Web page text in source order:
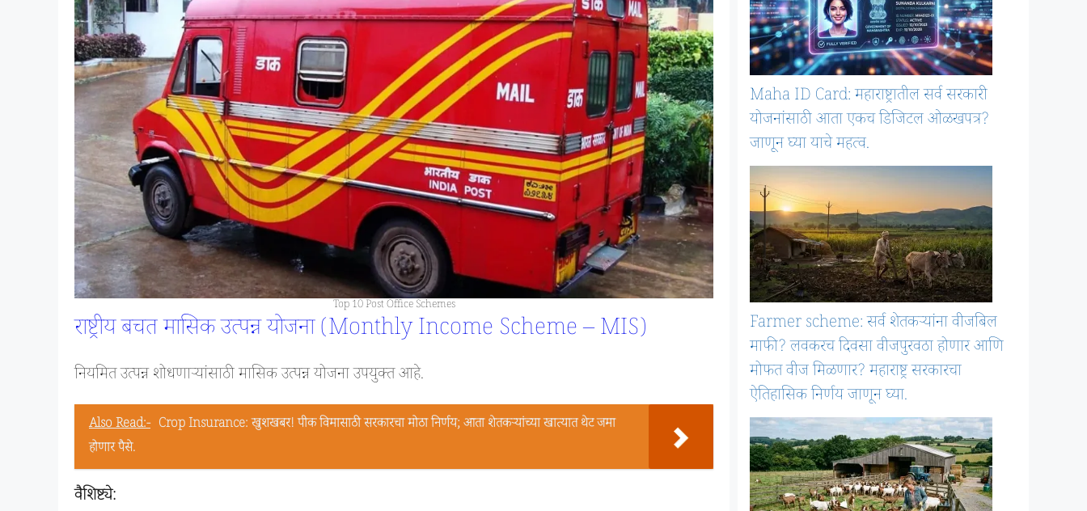
Top 10 Post Office Schemes
राष्ट्रीय बचत मासिक उत्पन्न योजना (Monthly Income Scheme – MIS)
नियमित उत्पन्न शोधणाऱ्यांसाठी मासिक उत्पन्न योजना उपयुक्त आहे.
Also Read:- Crop Insurance: खुशखबर! पीक विमासाठी सरकारचा मोठा निर्णय; आता शेतकऱ्यांच्या खात्यात थेट जमा
होणार पैसे.
वैशिष्ट्ये:
Maha ID Card: महाराष्ट्रातील सर्व सरकारी
योजनांसाठी आता एकच डिजिटल ओळखपत्र?
जाणून घ्या याचे महत्व.
Farmer scheme: सर्व शेतकऱ्यांना वीजबिल
माफी? लवकरच दिवसा वीजपुरवठा होणार आणि
मोफत वीज मिळणार? महाराष्ट्र सरकारचा
ऐतिहासिक निर्णय जाणून घ्या.